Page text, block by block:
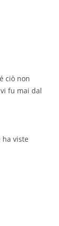
ciò non
fu mai dal
viste